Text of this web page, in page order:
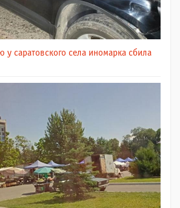
у саратовского села иномарка сбила